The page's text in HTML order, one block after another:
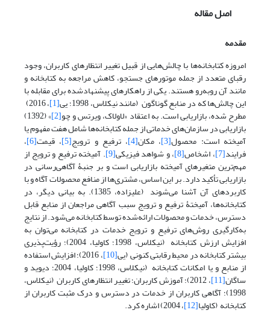
اصل مقاله
مقدمه
امروزه کتابخانه‌ها با چالش‌هایی از قبیل تغییر انتظارهای کاربران، وجود
رقبای متعدد از جمله موتورهای جستجو، کاهش مراجعه به کتابخانه و
مانند آن روبه‌رو هستند. یکی از راهکارهای پیشنهادشده برای مقابله با
این چالش‌ها که در منابع گوناگون (مانند نیکلاس، 1998؛ یی [1] ، 2016)
مطرح شده، بازاریابی است. به اعتقاد «لاولاک، ویرتس و چو[2]
» (1392)
بازاریابی در سازمان‌های خدماتی از جمله کتابخانه‌ها شامل هفت مفهوم یا
آمیخته است: محصول[3] ، مکان[4] ، ترفیع و ترویج[5] ، قیمت[6] ،
فرایند[7] ، اشخاص[8] ، و شواهد فیزیکی[9] . آمیخته ترفیع و ترویج از
مهم‌ترین متغیرهای آمیخته بازاریابی است و بر جنبۀ آگاهی‌رسانی در
بازاریابی تأکید دارد. بر این اساس، مشتری‌ها از منافع محصولات آگاه و با
کاربردهای آن آشنا می‌شوند (علیزاده، 1385). به بیانی دیگر، در
کتابخانه‌ها، آمیختۀ ترفیع و ترویج سبب آگاهی مراجعان از منابع قابل
دسترس، خدمات و محصولات ارائه‌شده توسط کتابخانه می‌شود. از نتایج
به‌کارگیری روش‌های ترفیع و ترویج خدمات در کتابخانه می‌توان به
افزایش ارزش کتابخانه (نیکلاس، 1998؛ کاولیا، 2004)؛ رؤیت‌پذیری
بیشتر کتابخانه در محیط رقابتی کنونی (یی[10] ، 2016)؛ افزایش استفاده
از منابع و یا امکانات کتابخانه (نیکلاس، 1998؛ کاولیا، 2004؛ دیوید و
ساگان[11] ، 2012)؛ آموزش کاربران؛ تغییر انتظارهای کاربران (نیکلاس،
1998)؛ آگاهی کاربران از خدمات در دسترس و درک مثبت کاربران از
کتابخانه (کاولیا[12]
، 2004) اشاره کرد.